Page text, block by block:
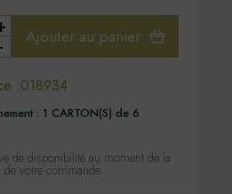
- Ajouter au panier
:018934
: 1 CARTON(S) de 6
de disponibilité au moment de la
de votre commande.